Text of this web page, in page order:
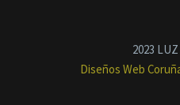
2023
Diseños Web